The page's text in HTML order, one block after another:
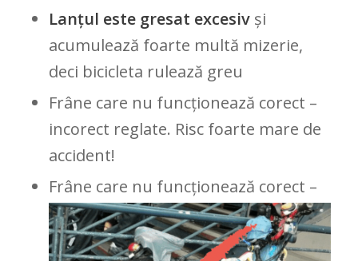
Lanțul este gresat excesivși
acumulează foarte multă mizerie,
deci bicicleta rulează greu
Frâne care nu funcționează corect –
incorect reglate. Risc foarte mare de
accident!
Frâne care nu funcționează corect –